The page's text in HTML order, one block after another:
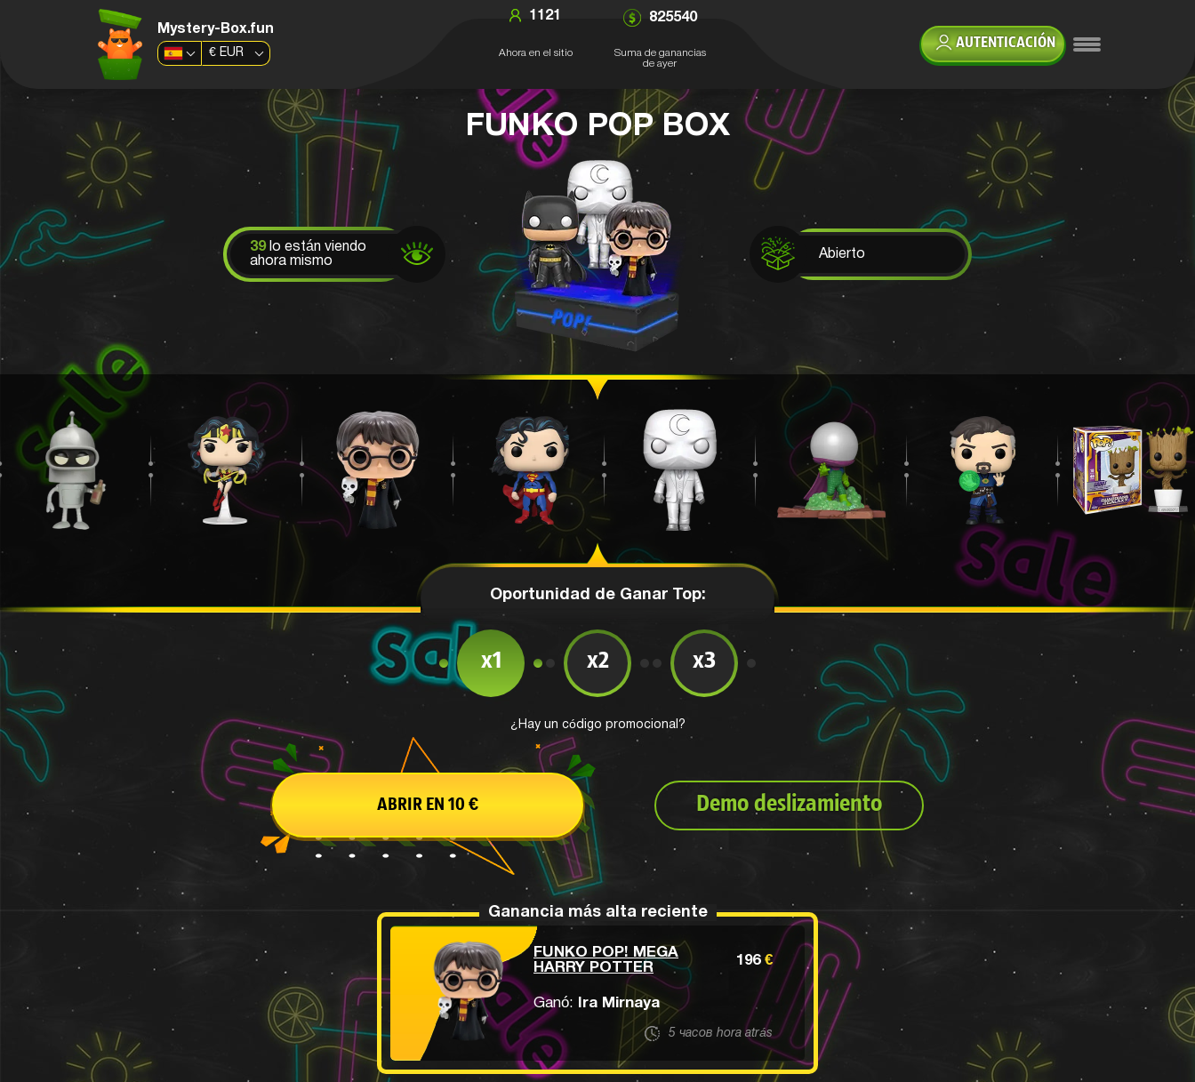
Mystery-Box.fun
€ EUR
1121
Ahora en el sitio
825540
Suma de ganancias
de ayer
AUTENTICACIÓN
FUNKO POP BOX
39lo están viendo
ahora mismo
Abierto
Oportunidad de Ganar Top:
x1 x2 x3
¿Hay un código promocional?
ABRIR EN 10 € Demo deslizamiento
Ganancia más alta reciente
FUNKO POP! MEGA
HARRY POTTER
196 €
Ganó: Ira Mirnaya
5 часов hora atrás